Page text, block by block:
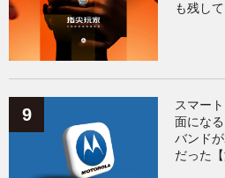
も残し
スマー
面にな
バンド
だった